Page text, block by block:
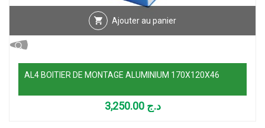
Ajouter au panier
AL4 BOITIER DE MONTAGE ALUMINIUM 170X120X46
د.ج 3,250.00